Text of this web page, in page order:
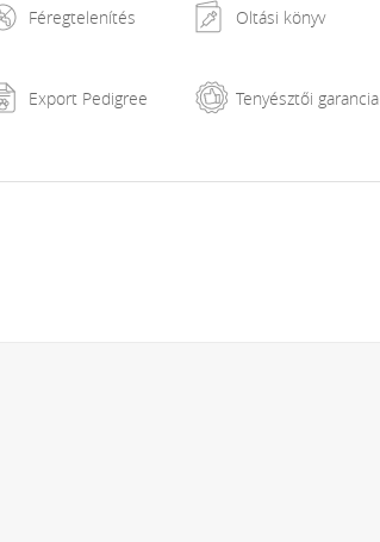
Féregtelenítés Oltási könyv
Export Pedigree Tenyésztői garancia